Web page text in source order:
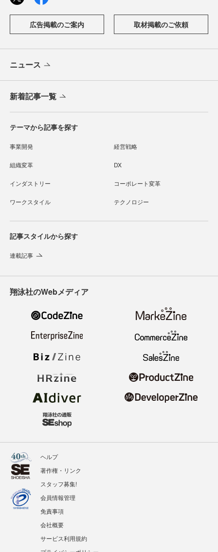
広告掲載のご案内 取材掲載のご依頼
ニュース
新着記事一覧
テーマから記事を探す
事業開発 経営戦略
組織変革 DX
インダストリー コーポレート変革
ワークスタイル テクノロジー
記事スタイルから探す
連載記事
翔泳社のWebメディア
ヘルプ
著作権・リンク
スタッフ募集!
会員情報管理
免責事項
会社概要
サービス利用規約